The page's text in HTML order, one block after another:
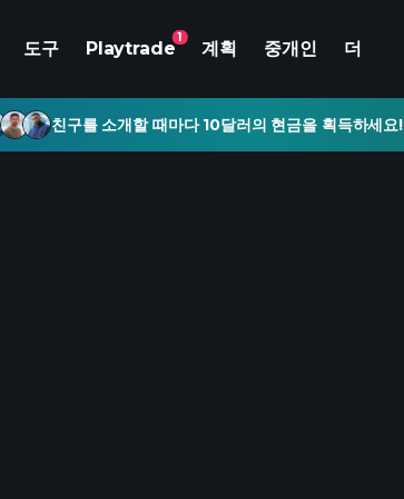
도구 Playtrade
1
계획 중개인 더
친구를 소개할 때마다 10달러의 현금을 획득하세요!